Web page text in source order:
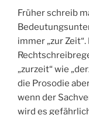
Früher schreib
immer „zur
„zurzeit“ wie
die Prosodie
wenn der
wird es